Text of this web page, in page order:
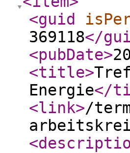
<guid
369118</
<pubDate>
<title>
Energie</
<link>/